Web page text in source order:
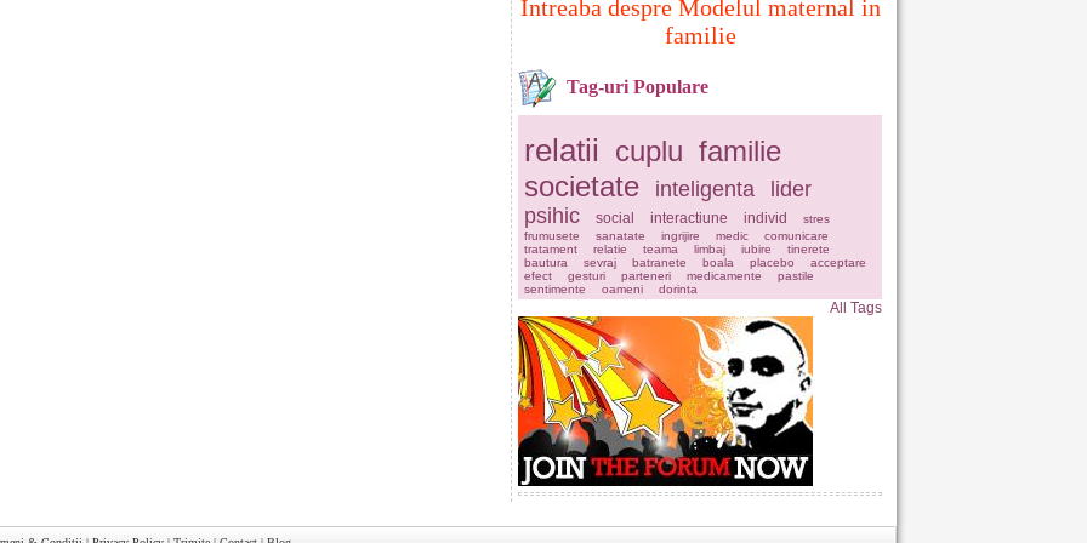
Intreaba despre Modelul maternal in
familie
Tag-uri Populare
relatii cuplu familie
societate
inteligenta
lider
psihic
social interactiune individ
stres
frumusete
sanatate ingrijire medic
comunicare
tratament
relatie teama limbaj iubire
tinerete
bautura
sevraj batranete boala placebo
acceptare
efect
gesturi parteneri medicamente
pastile
sentimente
oameni dorinta
All Tags